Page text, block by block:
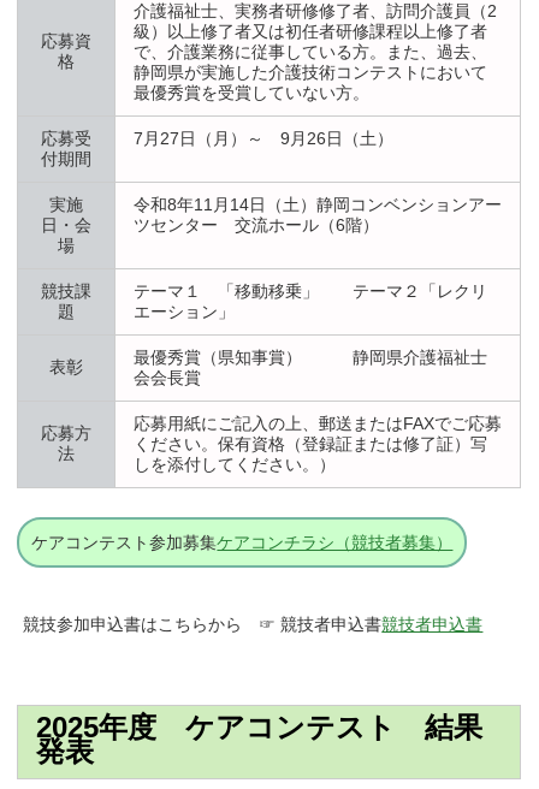
応募資
格
介護福祉士、実務者研修修了者、訪問介護員（2
級）以上修了者又は初任者研修課程以上修了者
で、介護業務に従事している方。また、過去、
静岡県が実施した介護技術コンテストにおいて
最優秀賞を受賞していない方。
応募受
付期間
7月27日（月）～ 9月26日（土）
実施
日・会
場
令和8年11月14日（土）静岡コンベンションアー
ツセンター 交流ホール（6階）
競技課
題
テーマ１ 「移動移乗」 テーマ２「レクリ
エーション」
表彰
最優秀賞（県知事賞） 静岡県介護福祉士
会会長賞
応募方
法
応募用紙にご記入の上、郵送またはFAXでご応募
ください。保有資格（登録証または修了証）写
しを添付してください。）
ケアコンテスト参加募集ケアコンチラシ（競技者募集）
競技参加申込書はこちらから ☞ 競技者申込書競技者申込書
2025年度 ケアコンテスト 結果
発表